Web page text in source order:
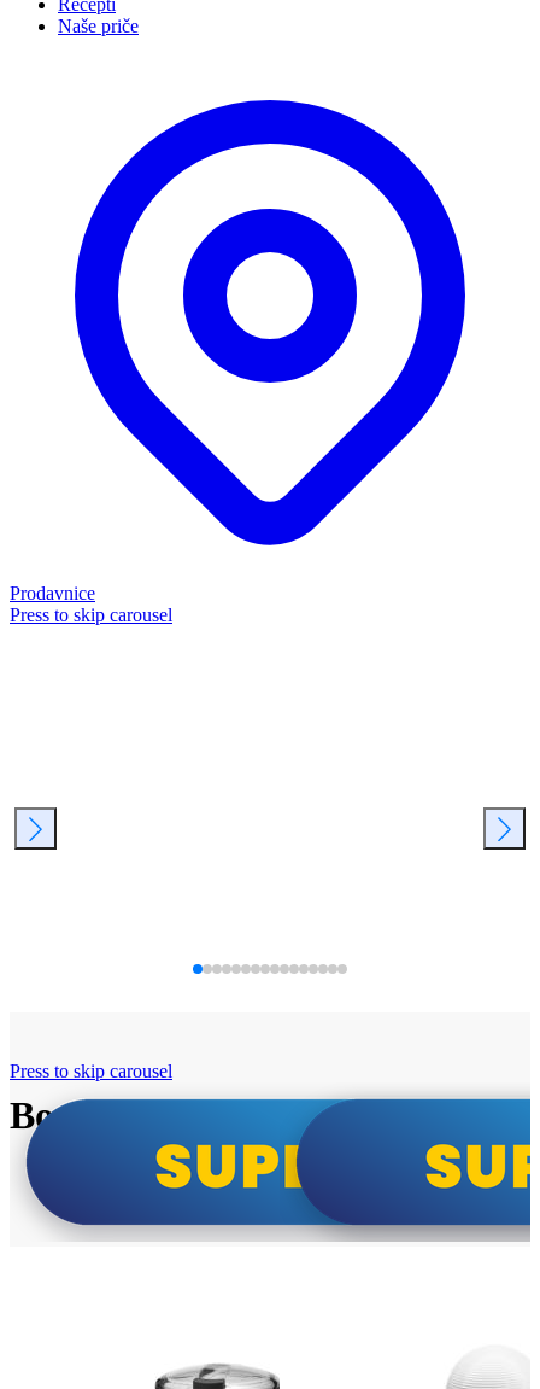
Recepti
Naše priče
Prodavnice
Press to skip carousel
Bosch super cene
Press to skip carousel